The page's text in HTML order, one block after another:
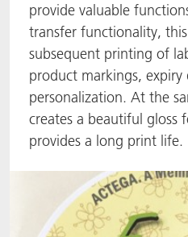
provide valuable
transfer functionality,
subsequent printing of
product markings, expiry
personalization. At the
creates a beautiful gloss
provides a long print life.​
密封垫片粒料
Technologies
Signite®
ACTEseal
ACTExact
ACTGreen
ACTNext
BlisterKote
印样
白皮书
安全有序
解决方案
可持续发展法规
我们一起行动
业务线
职业生涯
公司介绍
ACTEGA GmbH
ACTEGA Metal Print
ACTEGA North America
ACTEGA Rhenacoat
ACTEGA Schmid Rhyner
Newsletter
社会媒体
联系媒介公关
Portuguese
南美州